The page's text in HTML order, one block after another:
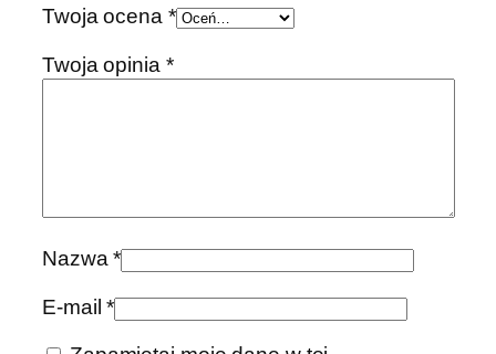
Twoja ocena *
Twoja opinia *
Nazwa*
E-mail*